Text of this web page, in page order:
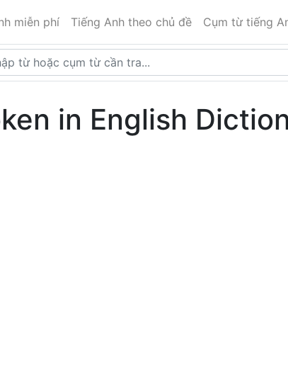
miễn phí Tiếng Anh theo chủ đề Cụm từ tiếng
in English